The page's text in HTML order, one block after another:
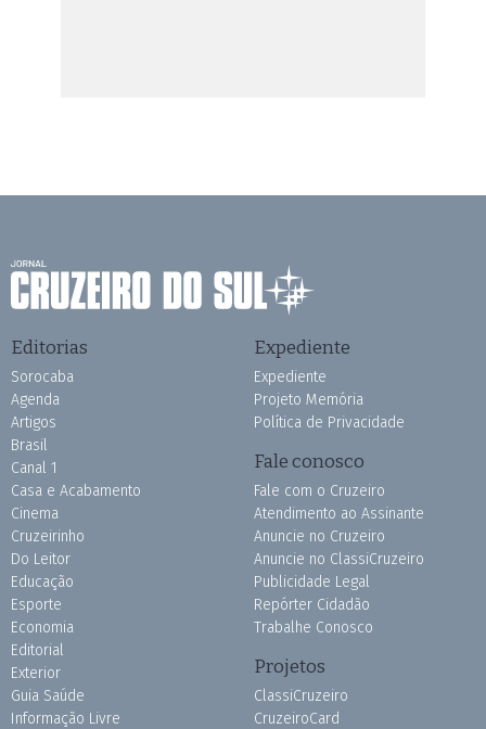
Editorias
Sorocaba
Agenda
Artigos
Brasil
Canal 1
Casa e Acabamento
Cinema
Cruzeirinho
Do Leitor
Educação
Esporte
Economia
Editorial
Exterior
Guia Saúde
Informação Livre
Expediente
Expediente
Projeto Memória
Política de Privacidade
Fale conosco
Fale com o Cruzeiro
Atendimento ao Assinante
Anuncie no Cruzeiro
Anuncie no ClassiCruzeiro
Publicidade Legal
Repórter Cidadão
Trabalhe Conosco
Projetos
ClassiCruzeiro
CruzeiroCard